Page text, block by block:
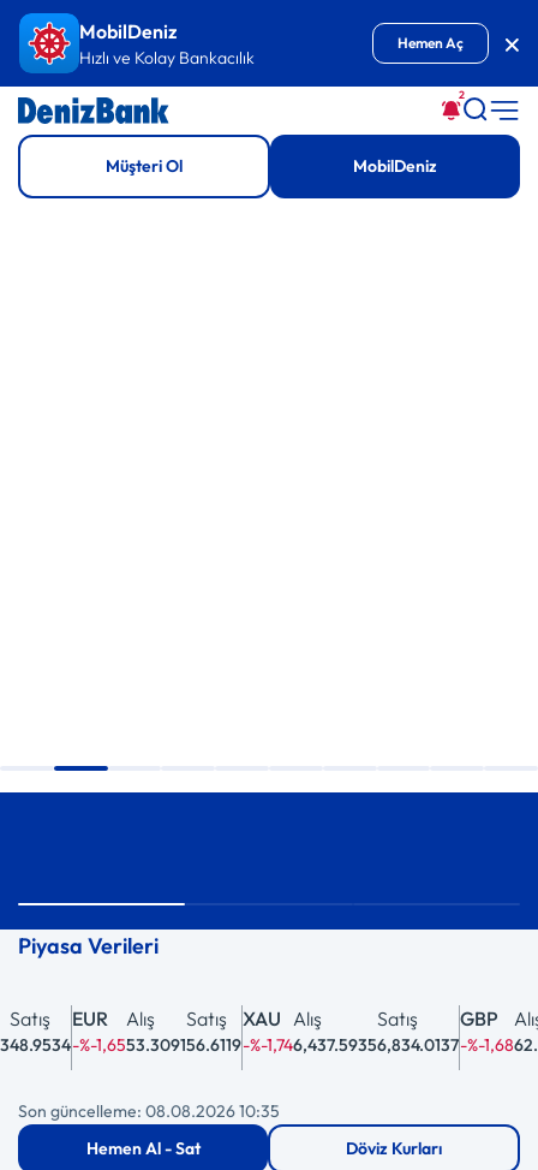
İçeriğe GitMobilDeniz
Hızlı ve Kolay Bankacılık
Hemen Aç
Denizbank
2
Müşteri Ol MobilDeniz
Piyasa Verileri
EUR
-%-1,65
Alış
53.3091
Satış
56.6119
XAU
-%-1,74
Alış
6,437.5935
Satış
6,834.0137
GBP
-%-1,68
Alış
Son güncelleme: 08.08.2026 10:35
Hemen Al - Sat
Döviz Kurları